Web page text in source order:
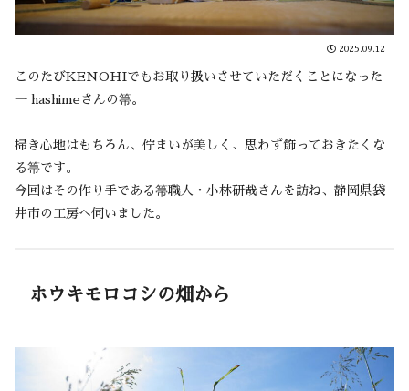
2025.09.12
このたびKENOHIでもお取り扱いさせていただくことになった
一 hashimeさんの箒。
掃き心地はもちろん、佇まいが美しく、思わず飾っておきたくな
る箒です。
今回はその作り手である箒職人・小林研哉さんを訪ね、静岡県袋
井市の工房へ伺いました。
ホウキモロコシの畑から